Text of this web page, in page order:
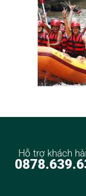
Hỗ trợ khách